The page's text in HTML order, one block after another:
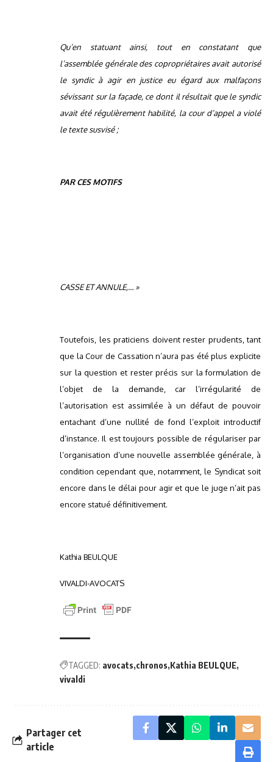
Qu’en statuant ainsi, tout en constatant que
l’assemblée générale des copropriétaires avait autorisé
le syndic à agir en justice eu égard aux malfaçons
sévissant sur la façade, ce dont il résultait que le syndic
avait été régulièrement habilité, la cour d’appel a violé
le texte susvisé ;
PAR CES MOTIFS
CASSE ET ANNULE,… »
Toutefois, les praticiens doivent rester prudents, tant
que la Cour de Cassation n’aura pas été plus explicite
sur la question et rester précis sur la formulation de
l’objet de la demande, car l’irrégularité de
l’autorisation est assimilée à un défaut de pouvoir
entachant d’une nullité de fond l’exploit introductif
d’instance. Il est toujours possible de régulariser par
l’organisation d’une nouvelle assemblée générale, à
condition cependant que, notamment, le Syndicat soit
encore dans le délai pour agir et que le juge n’ait pas
encore statué définitivement.
Kathia BEULQUE
VIVALDI-AVOCATS
TAGGED: avocats chronos Kathia BEULQUE
vivaldi
Partager cet
article